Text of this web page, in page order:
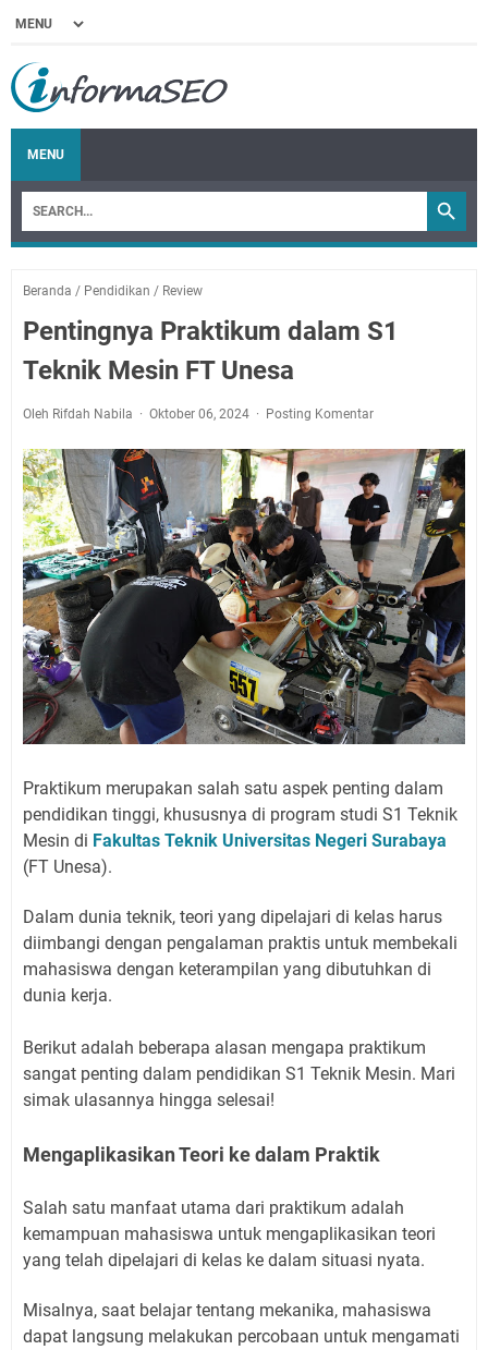
MENU
Beranda / Pendidikan / Review
Pentingnya Praktikum dalam S1
Teknik Mesin FT Unesa
Oleh Rifdah Nabila Oktober 06, 2024 Posting Komentar
Praktikum merupakan salah satu aspek penting dalam
pendidikan tinggi, khususnya di program studi S1 Teknik
Mesin di Fakultas Teknik Universitas Negeri Surabaya
(FT Unesa).
Dalam dunia teknik, teori yang dipelajari di kelas harus
diimbangi dengan pengalaman praktis untuk membekali
mahasiswa dengan keterampilan yang dibutuhkan di
dunia kerja.
Berikut adalah beberapa alasan mengapa praktikum
sangat penting dalam pendidikan S1 Teknik Mesin. Mari
simak ulasannya hingga selesai!
Mengaplikasikan Teori ke dalam Praktik
Salah satu manfaat utama dari praktikum adalah
kemampuan mahasiswa untuk mengaplikasikan teori
yang telah dipelajari di kelas ke dalam situasi nyata.
Misalnya, saat belajar tentang mekanika, mahasiswa
dapat langsung melakukan percobaan untuk mengamati